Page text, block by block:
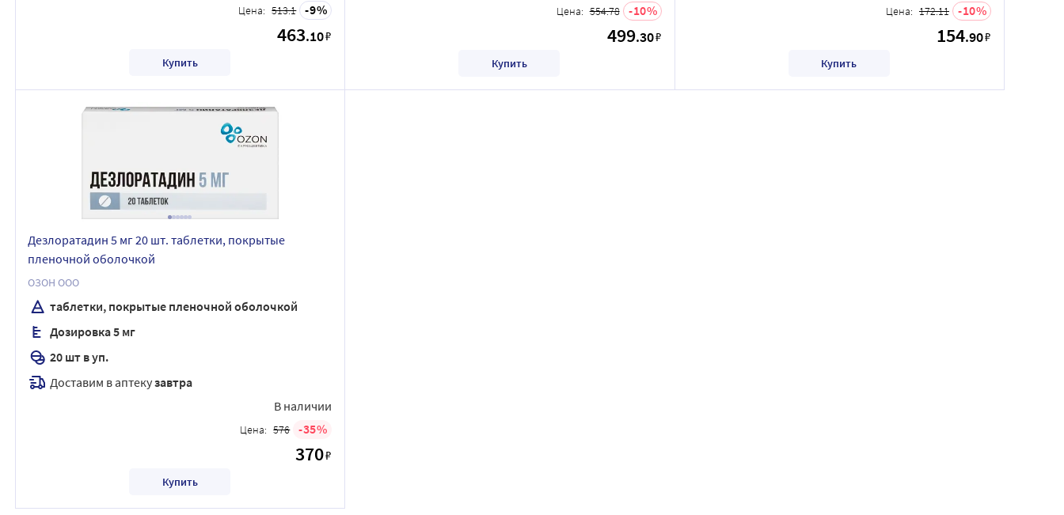
Цена: 513.1 9
463.10₽
Купить
Цена: 554.78 10
499.30₽
Купить
Цена: 172.11 10
154.90₽
Купить
Дезлоратадин 5 мг 20 шт. таблетки, покрытые
пленочной оболочкой
ОЗОН ООО
таблетки, покрытые пленочной оболочкой
Дозировка 5 мг
20 шт в уп.
Доставим в аптекузавтра
В наличии
Цена: 576 35
370₽
Купить